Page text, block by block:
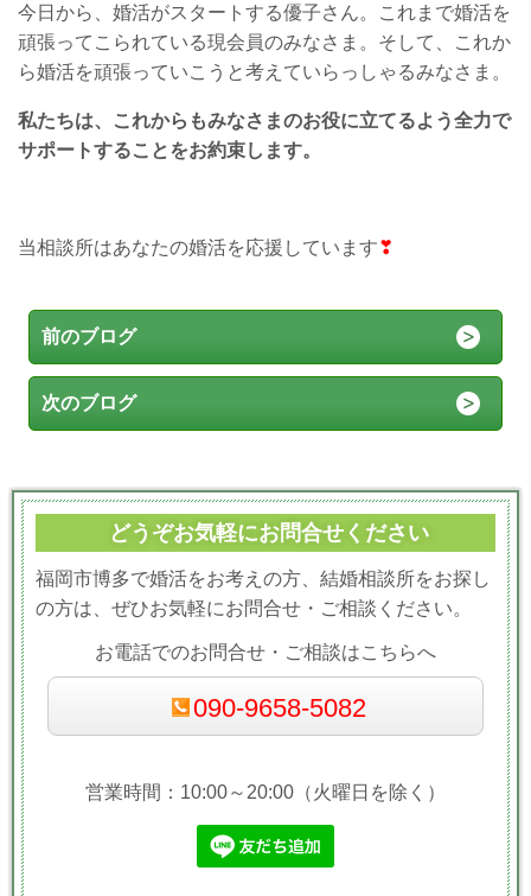
今日から、婚活がスタートする優子さん。これまで婚活を
頑張ってこられている現会員のみなさま。そして、これか
ら婚活を頑張っていこうと考えていらっしゃるみなさま。
私たちは、これからもみなさまのお役に立てるよう全力で
サポートすることをお約束します。
当相談所はあなたの婚活を応援しています❣
前のブログ
次のブログ
どうぞお気軽にお問合せください
福岡市博多で婚活をお考えの方、結婚相談所をお探し
の方は、ぜひお気軽にお問合せ・ご相談ください。
お電話でのお問合せ・ご相談はこちらへ
090-9658-5082
営業時間：10:00～20:00（火曜日を除く）